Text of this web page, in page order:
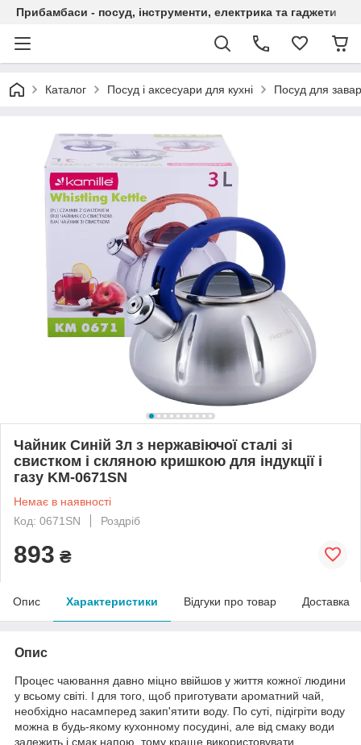
Прибамбаси - посуд, інструменти, електрика та гаджети
Каталог Посуд і аксесуари для кухні Посуд для
Чайник Синій 3л з нержавіючої сталі зі
свистком і скляною кришкою для індукції і
газу KM-0671SN
Немає в наявності
Код: 0671SN
Роздріб
893 ₴
Опис Характеристики Відгуки про товар Доставка
Опис
Процес чаювання давно міцно ввійшов у життя кожної людини
у всьому світі. І для того, щоб приготувати ароматний чай,
необхідно насамперед закип'ятити воду. По суті, підігріти воду
можна в будь-якому кухонному посудині, але від смаку води
залежить і смак напою, тому краще використовувати